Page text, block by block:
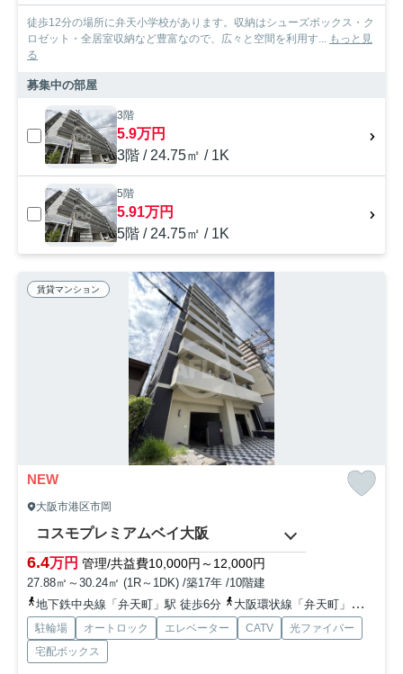
徒歩12分の場所に弁天小学校があります。収納はシューズボックス・ク
ロゼット・全居室収納など豊富なので、広々と空間を利用す... もっと見
る
募集中の部屋
3階
5.9万円
3階 / 24.75㎡ / 1K
5階
5.91万円
5階 / 24.75㎡ / 1K
賃貸マンション
NEW
大阪市港区市岡
コスモプレミアムベイ大阪
6.4万円 管理/共益費10,000円～12,000円
27.88㎡～30.24㎡ (1R～1DK) /築17年 /10階建
地下鉄中央線「弁天町」駅 徒歩6分
大阪環状線「弁天町」駅 徒歩6分
駐輪場 オートロック エレベーター CATV
光ファイバー
宅配ボックス